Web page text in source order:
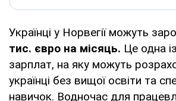
Українці у Норвегії можуть
тис. євро на місяць. Це одна
зарплат, на яку можуть
українці без вищої освіти та
навичок. Водночас для